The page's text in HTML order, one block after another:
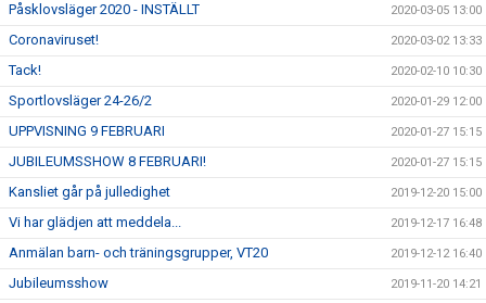
Påsklovsläger 2020 - INSTÄLLT 2020-03-05 13:00
Coronaviruset! 2020-03-02 13:33
Tack! 2020-02-10 10:30
Sportlovsläger 24-26/2 2020-01-29 12:00
UPPVISNING 9 FEBRUARI 2020-01-27 15:15
JUBILEUMSSHOW 8 FEBRUARI! 2020-01-27 15:15
Kansliet går på julledighet 2019-12-20 15:00
Vi har glädjen att meddela... 2019-12-17 16:48
Anmälan barn- och träningsgrupper, VT20 2019-12-12 16:40
Jubileumsshow 2019-11-20 14:21